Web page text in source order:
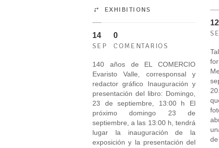
EXHIBITIONS
14
SEP
0
COMENTARIOS
140 años de EL COMERCIO
Evaristo Valle, corresponsal y
redactor gráfico Inauguración y
presentación del libro: Domingo,
23 de septiembre, 13:00 h El
próximo domingo 23 de
septiembre, a las 13:00 h, tendrá
lugar la inauguración de la
exposición y la presentación del
12